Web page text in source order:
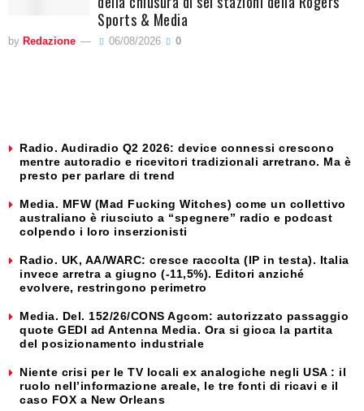
Sports & Media
by Redazione 06/08/2026 0
Radio. Audiradio Q2 2026: device connessi crescono
mentre autoradio e ricevitori tradizionali arretrano. Ma è
presto per parlare di trend
Media. MFW (Mad Fucking Witches) come un collettivo
australiano è riusciuto a “spegnere” radio e podcast
colpendo i loro inserzionisti
Radio. UK, AA/WARC: cresce raccolta (IP in testa). Italia
invece arretra a giugno (-11,5%). Editori anziché
evolvere, restringono perimetro
Media. Del. 152/26/CONS Agcom: autorizzato passaggio
quote GEDI ad Antenna Media. Ora si gioca la partita
del posizionamento industriale
Niente crisi per le TV locali ex analogiche negli USA : il
ruolo nell’informazione areale, le tre fonti di ricavi e il
caso FOX a New Orleans